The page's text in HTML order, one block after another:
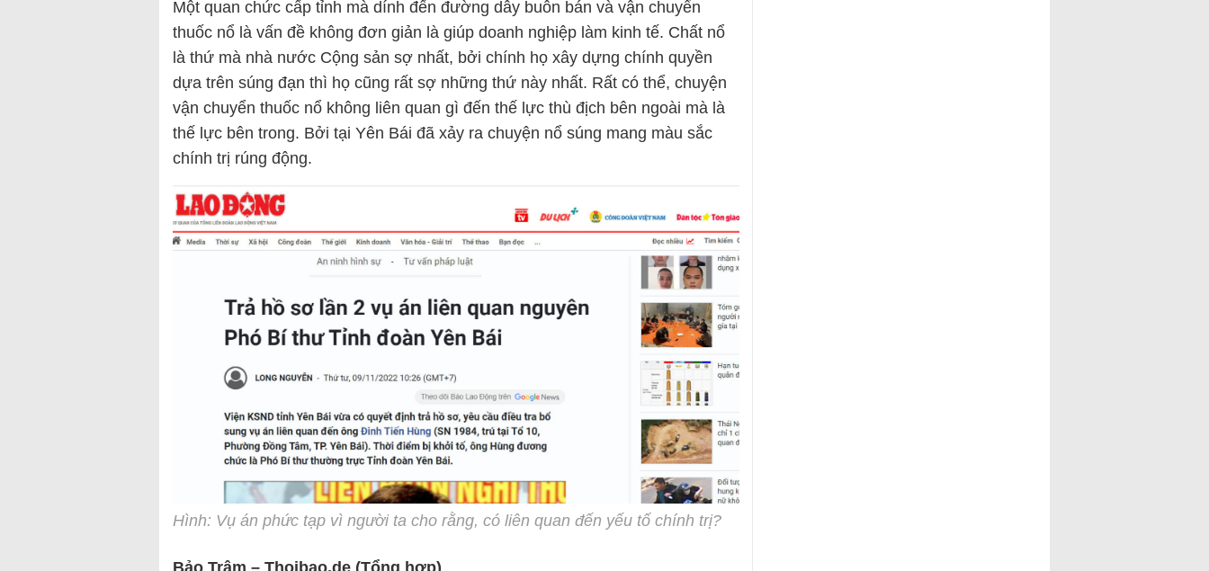
Một quan chức cấp tỉnh mà dính đến đường dây buôn bán và vận chuyển
thuốc nổ là vấn đề không đơn giản là giúp doanh nghiệp làm kinh tế. Chất nổ
là thứ mà nhà nước Cộng sản sợ nhất, bởi chính họ xây dựng chính quyền
dựa trên súng đạn thì họ cũng rất sợ những thứ này nhất. Rất có thể, chuyện
vận chuyển thuốc nổ không liên quan gì đến thế lực thù địch bên ngoài mà là
thế lực bên trong. Bởi tại Yên Bái đã xảy ra chuyện nổ súng mang màu sắc
chính trị rúng động.
Hình: Vụ án phức tạp vì người ta cho rằng, có liên quan đến yếu tố chính trị?
Bảo Trâm – Thoibao.de (Tổng hợp)